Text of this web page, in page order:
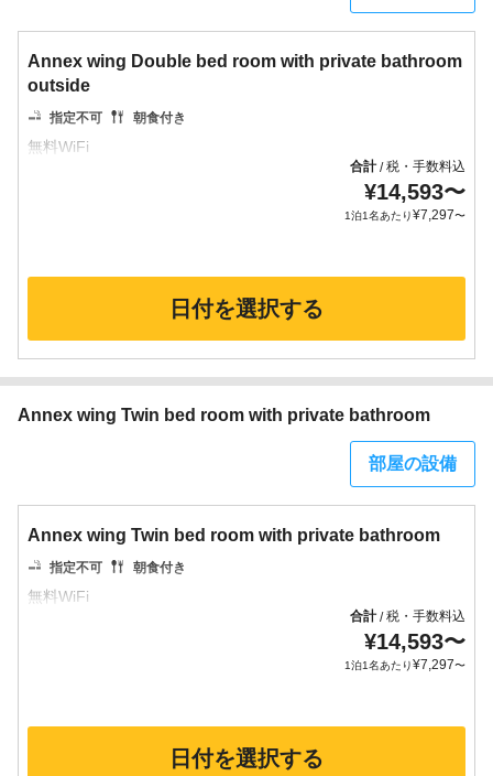
Annex wing Double bed room with private bathroom
outside
指定不可 朝食付き
合計/税・手数料込
¥14,593〜
1泊1名あたり¥7,297〜
日付を選択する
Annex wing Twin bed room with private bathroom
部屋の設備
Annex wing Twin bed room with private bathroom
指定不可 朝食付き
合計/税・手数料込
¥14,593〜
1泊1名あたり¥7,297〜
日付を選択する